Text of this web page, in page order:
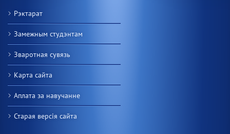
Рэктарат
Замежным студэнтам
Зваротная сувязь
Карта сайта
Аплата за навучанне
Старая версiя сайта